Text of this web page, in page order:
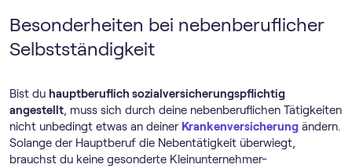
Besonderheiten bei nebenberuflicher
Selbstständigkeit
Bist du hauptberuflich sozialversicherungspflichtig
angestellt, muss sich durch deine nebenberuflichen Tätigkeiten
nicht unbedingt etwas an deiner Krankenversicherung ändern.
Solange der Hauptberuf die Nebentätigkeit überwiegt,
brauchst du keine gesonderte Kleinunternehmer-